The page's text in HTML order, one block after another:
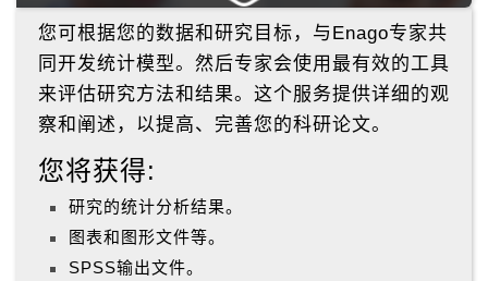
您可根据您的数据和研究目标，与Enago专家共
同开发统计模型。然后专家会使用最有效的工具
来评估研究方法和结果。这个服务提供详细的观
察和阐述，以提高、完善您的科研论文。
您将获得:
研究的统计分析结果。
图表和图形文件等。
SPSS输出文件。